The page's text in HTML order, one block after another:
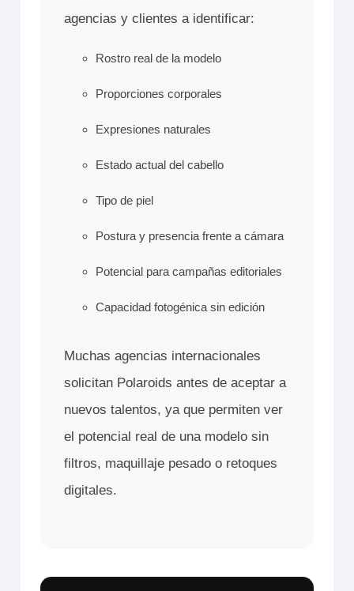
agencias y clientes a identificar:
Rostro real de la modelo
Proporciones corporales
Expresiones naturales
Estado actual del cabello
Tipo de piel
Postura y presencia frente a cámara
Potencial para campañas editoriales
Capacidad fotogénica sin edición
Muchas agencias internacionales
solicitan Polaroids antes de aceptar a
nuevos talentos, ya que permiten ver
el potencial real de una modelo sin
filtros, maquillaje pesado o retoques
digitales.